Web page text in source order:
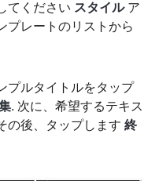
てください スタイルア
プレートのリストから
プルタイトルをタップ
. 次に、希望するテキス
の後、タップします 終